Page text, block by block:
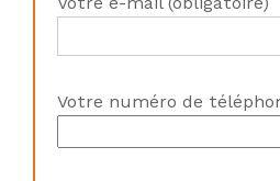
Votre numéro de